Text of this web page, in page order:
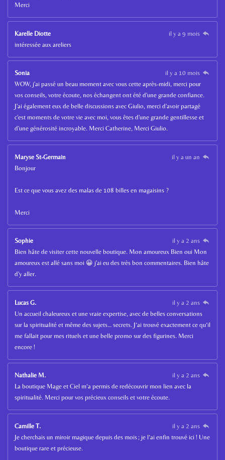
Merci
Karelle Diotte
il y a 9 mois
intéressée aux areliers
Sonia
il y a 10 mois
WOW, j'ai passé un beau moment avec vous cette après-midi, merci pour
vos conseils, votre écoute, nos échangent ont été d'une grande confiance.
J'ai également eux de belle discussions avec Giulio, merci d'avoir partagé
c'est moments de votre vie avec moi, vous êtes d'une grande gentillesse et
d'une générosité incroyable. Merci Catherine, Merci Giulio.
Maryse St-Germain
il y a un an
Bonjour
Est ce que vous avez des malas de 108 billes en magaisins ?
Merci
Sophie
il y a 2 ans
Bien hâte de visiter cette nouvelle boutique. Mon amoureux Bien oui Mon
amoureux est allé sans moi 😀 j'ai eu des très bon commentaires. Bien hâte
d'y aller.
Lucas G.
il y a 2 ans
Un accueil chaleureux et une vraie expertise, avec de belles conversations
sur la spiritualité et même des sujets… secrets. J’ai trouvé exactement ce qu’il
me fallait pour mes rituels et une belle promo sur des figurines. Merci
encore !
Nathalie M.
il y a 2 ans
La boutique Mage et Ciel m’a permis de redécouvrir mon lien avec la
spiritualité. Merci pour vos précieux conseils et votre écoute.
Camille T.
il y a 2 ans
Je cherchais un miroir magique depuis des mois ; je l’ai enfin trouvé ici ! Une
boutique rare et précieuse.